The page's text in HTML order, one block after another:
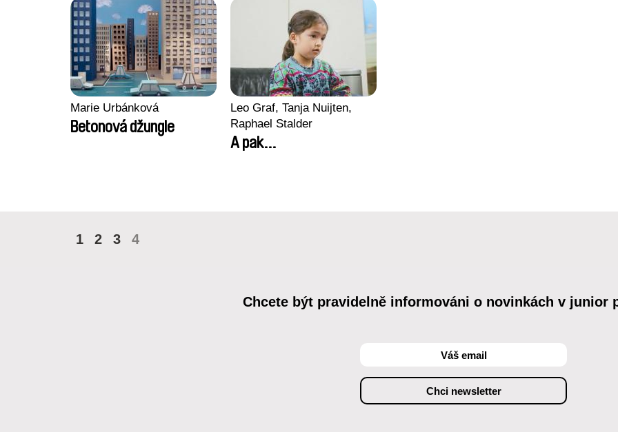
Marie Urbánková
Betonová džungle
Leo Graf, Tanja Nuijten,
Raphael Stalder
A pak...
1 2 3 4
Chcete být pravidelně informováni o novinkách v junior